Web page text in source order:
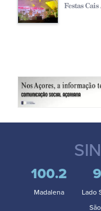
Festas
100.2
Madalena
Lado